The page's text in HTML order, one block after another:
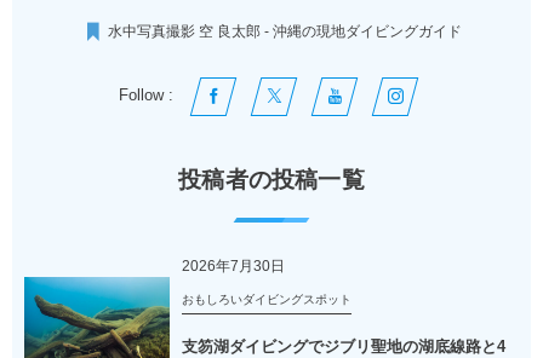
水中写真撮影 空 良太郎 - 沖縄の現地ダイビングガイド
Follow :
投稿者の投稿一覧
2026年7月30日
おもしろいダイビングスポット
支笏湖ダイビングでジブリ聖地の湖底線路と4